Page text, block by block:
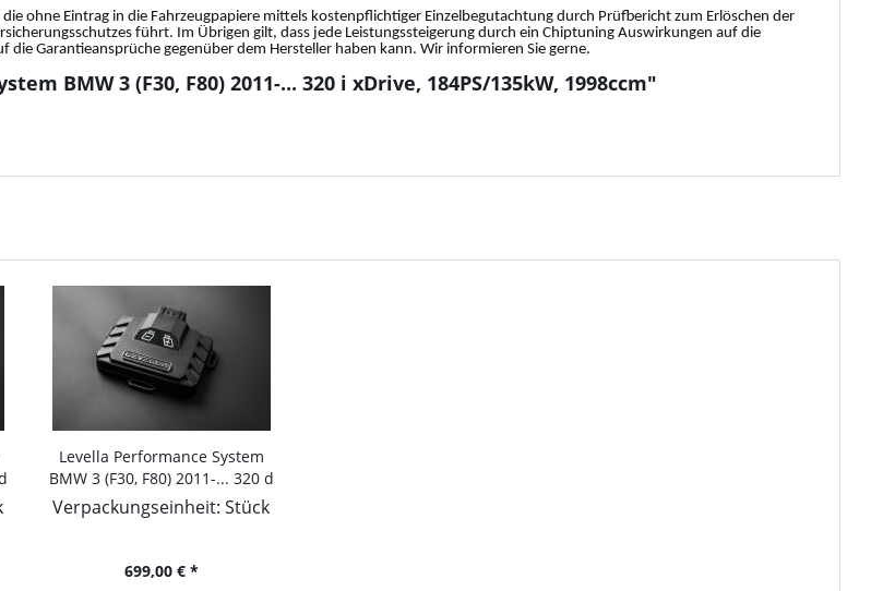
ohne Eintrag in die Fahrzeugpapiere mittels kostenpflichtiger Einzelbegutachtung durch Prüfbericht zum Erlöschen der
führt. Im Übrigen gilt, dass jede Leistungssteigerung durch ein Chiptuning Auswirkungen auf die
Garantieansprüche gegenüber dem Hersteller haben kann. Wir informieren Sie gerne.
BMW 3 (F30, F80) 2011-... 320 i xDrive, 184PS/135kW, 1998ccm"
Levella Performance System
BMW 3 (F30, F80) 2011-... 320 d
xDrive, 190PS/140kW, 1995ccm
Verpackungseinheit: Stück
699,00 € *